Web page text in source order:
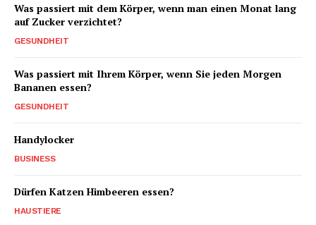
Was passiert mit dem Körper, wenn man einen Monat lang
auf Zucker verzichtet?
GESUNDHEIT
Was passiert mit Ihrem Körper, wenn Sie jeden Morgen
Bananen essen?
GESUNDHEIT
Handylocker
BUSINESS
Dürfen Katzen Himbeeren essen?
HAUSTIERE